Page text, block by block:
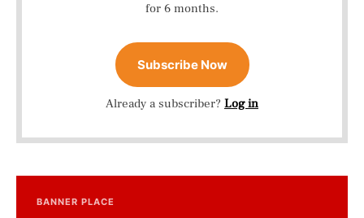
for 6 months.
Subscribe Now
Already a subscriber? Log in
BANNER PLACE